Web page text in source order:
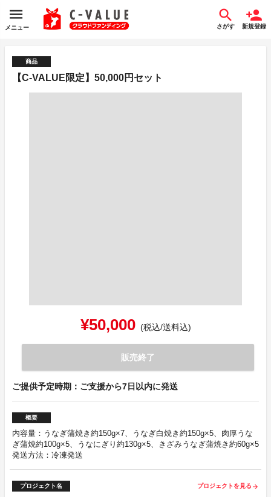
メニュー さがす 新規登録
商品
【C-VALUE限定】50,000円セット
¥50,000 (税込/送料込)
販売終了
ご提供予定時期：ご支援から7日以内に発送
概要
内容量：うなぎ蒲焼き約150g×7、うなぎ白焼き約150g×5、肉厚うな
ぎ蒲焼約100g×5、うなにぎり約130g×5、きざみうなぎ蒲焼き約60g×5
発送方法：冷凍発送
プロジェクト名 プロジェクトを見る arrow_forward